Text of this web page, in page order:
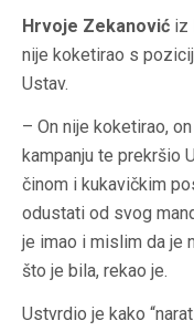
Hrvoje Zekanović iz
nije koketirao s
Ustav.
– On nije koketirao,
kampanju te prekršio
činom i kukavičkim
odustati od svog
je imao i mislim da je
što je bila, rekao je.
Ustvrdio je kako